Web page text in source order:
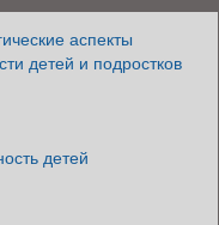
аспекты
детей и подростков
детей